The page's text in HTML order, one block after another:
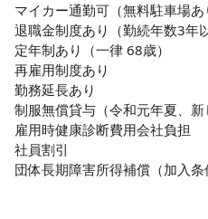
マイカー通勤可（無料駐車場あ
退職金制度あり（勤続年数3年
定年制あり（一律 68歳）
再雇用制度あり
勤務延長あり
制服無償貸与（令和元年夏、新
雇用時健康診断費用会社負担
社員割引
団体長期障害所得補償（加入条